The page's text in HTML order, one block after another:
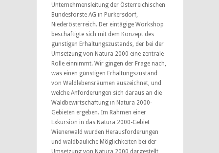
Unternehmensleitung der Österreichischen
Bundesforste AG in Purkersdorf,
Niederösterreich. Der eintägige Workshop
beschäftigte sich mit dem Konzept des
günstigen Erhaltungszustands, der bei der
Umsetzung von Natura 2000 eine zentrale
Rolle einnimmt. Wir gingen der Frage nach,
was einen günstigen Erhaltungszustand
von Waldlebensräumen auszeichnet, und
welche Anforderungen sich daraus an die
Waldbewirtschaftung in Natura 2000-
Gebieten ergeben. Im Rahmen einer
Exkursion in das Natura 2000-Gebiet
Wienerwald wurden Herausforderungen
und waldbauliche Möglichkeiten bei der
Umsetzung von Natura 2000 dargestellt